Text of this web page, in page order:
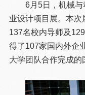
6月5日，机械
业设计项目展。本次
137名校内导师及
得了107家国内外企
大学团队合作完成的